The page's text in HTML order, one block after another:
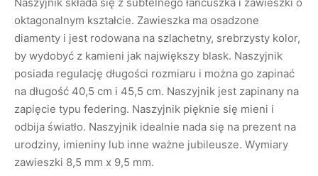
oktagonalnym kształcie. Zawieszka ma osadzone
diamenty i jest rodowana na szlachetny, srebrzysty kolor,
by wydobyć z kamieni jak największy blask. Naszyjnik
posiada regulację długości rozmiaru i można go zapinać
na długość 40,5 cm i 45,5 cm. Naszyjnik jest zapinany na
zapięcie typu federing. Naszyjnik pięknie się mieni i
odbija światło. Naszyjnik idealnie nada się na prezent na
urodziny, imieniny lub inne ważne jubileusze. Wymiary
zawieszki 8,5 mm x 9,5 mm.